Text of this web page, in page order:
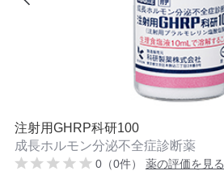
注射用GHRP科研100
成長ホルモン分泌不全症診断薬
0（0件） 薬の評価を見る